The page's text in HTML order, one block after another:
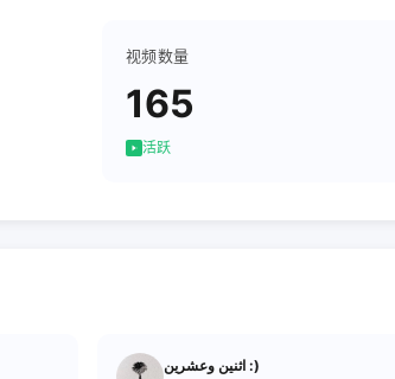
视频数量
165
活跃
اثنين وعشرين :)